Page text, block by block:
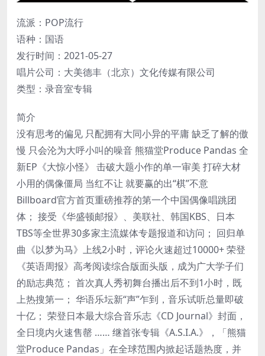
流派：POP流行
语种：国语
发行时间：2021-05-27
唱片公司：大美德丰（北京）文化传媒有限公司
类型：录音室专辑
简介
没有思考的偏见 只配拥有大同小异的平庸 缺乏了解的傲
慢 只会沦为大呼小叫的噪音 熊猫堂Produce Pandas 全
新EP《大惊小怪》 击破大题小作的单一审美 打碎大材
小用的偶像僵局 当红不让 就要赢的出“棋”不意
Billboard官方首页重磅推荐的第一个中国偶像唱跳团
体； 接受《华盛顿邮报》、美联社、韩国KBS、日本
TBS等全世界30多家主流媒体专题报道和访问； 回归单
曲《以梦为马》上线2小时，评论火速超过10000+ 荣登
《英语周报》高考阅读综合版面头版，成为广大学子们
的励志典范； 首次真人秀初舞台播出后不到1小时，既
上热搜第一； 华语乐坛新“声”乍到，音乐试听总量即破
十亿； 荣登日本最大综合音乐志《CD Journal》封面，
全日境内火速售罄 …… 继首张专辑《A.S.I.A.》，「熊猫
堂Produce Pandas」在全球范围内掀起话题热度，并